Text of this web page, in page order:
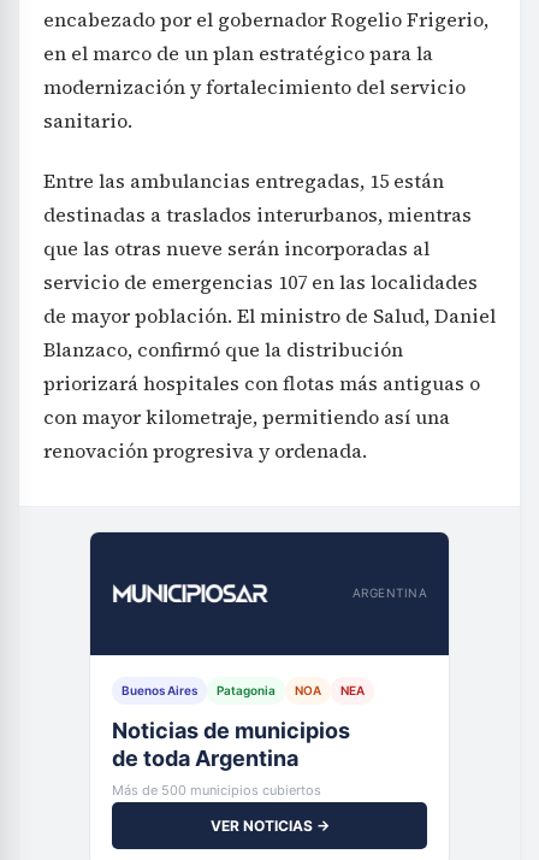
encabezado por el gobernador Rogelio Frigerio,
en el marco de un plan estratégico para la
modernización y fortalecimiento del servicio
sanitario.
Entre las ambulancias entregadas, 15 están
destinadas a traslados interurbanos, mientras
que las otras nueve serán incorporadas al
servicio de emergencias 107 en las localidades
de mayor población. El ministro de Salud, Daniel
Blanzaco, confirmó que la distribución
priorizará hospitales con flotas más antiguas o
con mayor kilometraje, permitiendo así una
renovación progresiva y ordenada.
ARGENTINA
Buenos Aires Patagonia NOA NEA
Noticias de municipios
de toda Argentina
Más de 500 municipios cubiertos
VER NOTICIAS →